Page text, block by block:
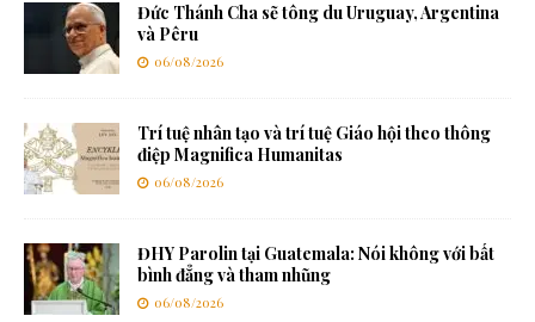
Đức Thánh Cha sẽ tông du Uruguay, Argentina
và Pêru
06/08/2026
Trí tuệ nhân tạo và trí tuệ Giáo hội theo thông
điệp Magnifica Humanitas
06/08/2026
ĐHY Parolin tại Guatemala: Nói không với bất
bình đẳng và tham nhũng
06/08/2026